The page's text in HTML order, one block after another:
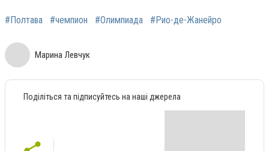
#Полтава #чемпион #Олимпиада #Рио-де-Жанейро
Марина Левчук
Поділіться та підписуйтесь на наші джерела